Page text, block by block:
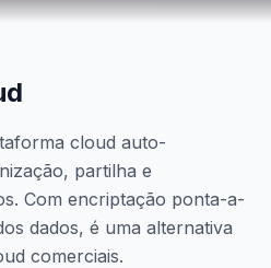
cloud auto-
partilha e
Com encriptação ponta-a-
dados, é uma alternativa
comerciais.